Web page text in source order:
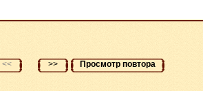
<< >> Просмотр повтора